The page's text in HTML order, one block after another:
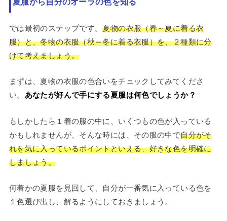
では最初のステップです。夏物の衣服（春～夏に着る衣
服）と、冬物の衣服（秋～冬に着る衣服）を、２種類に分
けて考えましょう。
まずは、夏物の衣服の色合いをチェックしてみてくださ
い。 あなたが好んで手にする夏服は何色でしょうか？
もしかしたら１着の服の中に、いくつもの色が入っている
かもしれませんが、そんな時には、その服の中で自分がそ
れを気に入っているポイントといえる、好きな色を明確に
しましょう。
何着かの夏服を見回して、自分が一番気に入っている色を
１色選び出し、解るようにしておきましょう。